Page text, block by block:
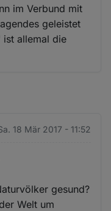
im Verbund mit
geleistet
ist allemal die
18 Mär 2017 - 11:52
gesund?
Welt um